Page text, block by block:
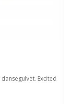
Excited